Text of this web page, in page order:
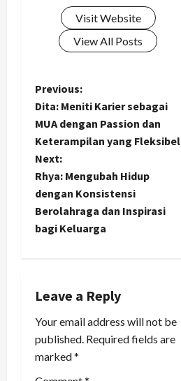
Visit Website
View All Posts
P
o
s
t
n
a
i
g
a
Previous:
Dita: Meniti Karier sebagai
MUA dengan Passion dan
Keterampilan yang Fleksibel
Next:
Rhya: Mengubah Hidup
dengan Konsistensi
Berolahraga dan Inspirasi
bagi Keluarga
Leave a Reply
Your email address will not be
published. Required fields are
marked*